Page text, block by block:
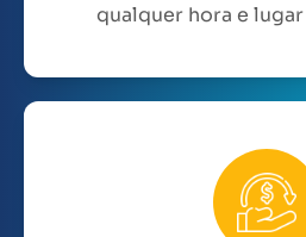
qualquer hora e